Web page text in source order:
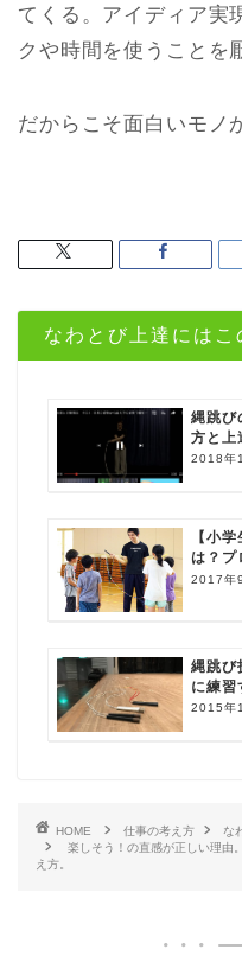
てくる。アイディア実
クや時間を使うことを
だからこそ面白いモノ
なわとび上達にはこ
縄跳び
方と上
2018年
【小
は？プ
2017年
縄跳び
に練習
2015年
HOME 仕事の考え方
な
楽しそう！の直感が正しい理由
え方。